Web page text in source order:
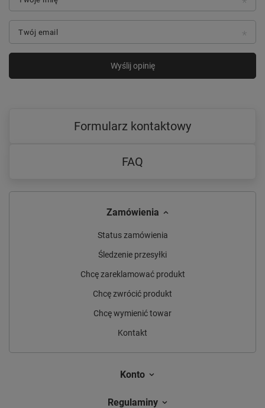
Twój email
Wyślij opinię
Formularz kontaktowy
FAQ
Zamówienia
Status zamówienia
Śledzenie przesyłki
Chcę zareklamować produkt
Chcę zwrócić produkt
Chcę wymienić towar
Kontakt
Konto
Regulaminy